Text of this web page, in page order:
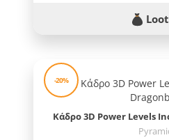
-20%
Κάδρο 3D Power Levels